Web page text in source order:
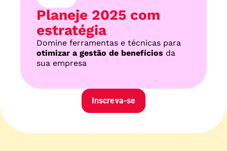
Planeje 2025 com
estratégia
otimizar a gestão de benefícios da
sua empresa
Inscreva-se